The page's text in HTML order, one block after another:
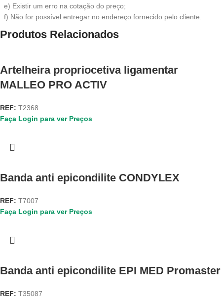
e) Existir um erro na cotação do preço;
f) Não for possível entregar no endereço fornecido pelo cliente.
Produtos Relacionados
Artelheira propriocetiva ligamentar
MALLEO PRO ACTIV
REF: T2368
Faça Login para ver Preços
Banda anti epicondilite CONDYLEX
REF: T7007
Faça Login para ver Preços
Banda anti epicondilite EPI MED Promaster
REF: T35087